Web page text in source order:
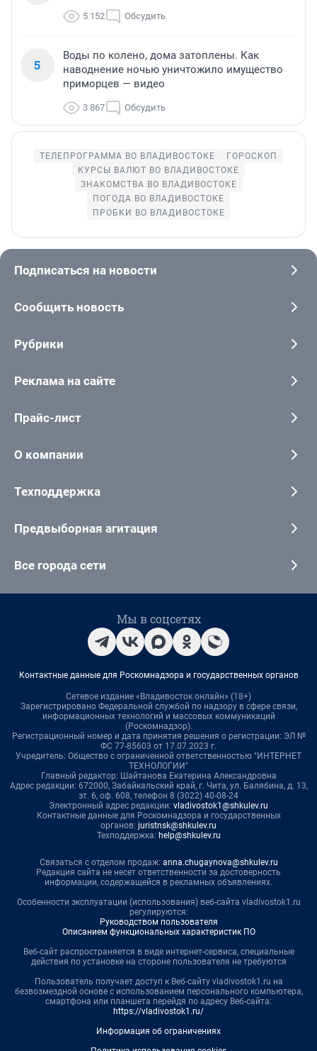
5 152 Обсудить
5
Воды по колено, дома затоплены. Как
наводнение ночью уничтожило имущество
приморцев — видео
3 867 Обсудить
ТЕЛЕПРОГРАММА ВО ВЛАДИВОСТОКЕ
ГОРОСКОП
КУРСЫ ВАЛЮТ ВО ВЛАДИВОСТОКЕ
ЗНАКОМСТВА ВО ВЛАДИВОСТОКЕ
ПОГОДА ВО ВЛАДИВОСТОКЕ
ПРОБКИ ВО ВЛАДИВОСТОКЕ
Подписаться на новости
Сообщить новость
Рубрики
Реклама на сайте
Прайс-лист
О компании
Техподдержка
Предвыборная агитация
Все города сети
Мы в соцсетях
Контактные данные для Роскомнадзора и государственных органов
Сетевое издание «Владивосток онлайн» (18+)
Зарегистрировано Федеральной службой по надзору в сфере связи,
информационных технологий и массовых коммуникаций
(Роскомнадзор).
Регистрационный номер и дата принятия решения о регистрации: ЭЛ №
ФС 77-85603 от 17.07.2023 г.
Учредитель: Общество с ограниченной ответственностью "ИНТЕРНЕТ
ТЕХНОЛОГИИ"
Главный редактор: Шайтанова Екатерина Александровна
Адрес редакции: 672000, Забайкальский край, г. Чита, ул. Балябина, д. 13,
эт. 6, оф. 608, телефон 8 (3022) 40-08-24
Электронный адрес редакции: vladivostok1@shkulev.ru
Контактные данные для Роскомнадзора и государственных
органов: juristnsk@shkulev.ru
Техподдержка: help@shkulev.ru
Связаться с отделом продаж: anna.chugaynova@shkulev.ru
Редакция сайта не несет ответственности за достоверность
информации, содержащейся в рекламных объявлениях.
Особенности эксплуатации (использования) веб-сайта vladivostok1.ru
регулируются:
Руководством пользователя
Описанием функциональных характеристик ПО
Веб-сайт распространяется в виде интернет-сервиса, специальные
действия по установке на стороне пользователя не требуются
Пользователь получает доступ к Веб-сайту vladivostok1.ru на
безвозмездной основе с использованием персонального компьютера,
смартфона или планшета перейдя по адресу Веб-сайта:
https://vladivostok1.ru/
Информация об ограничениях